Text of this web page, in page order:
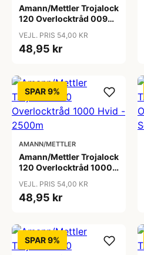
Amann/Mettler Trojalock
120 Overlocktråd 009
VEJL. PRIS 54,00 KR
48,95 kr
SPAR 9%
AMANN/METTLER
Amann/Mettler Trojalock
120 Overlocktråd 1000
VEJL. PRIS 54,00 KR
48,95 kr
SPAR 9%